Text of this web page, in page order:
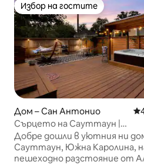
Избор на гостите
Избор на гостите
Дом – Сан Антонио
Сърцето на Сауттаун |
Хидромасажна вана | Хамак |
размер и телевизори
Добре дошли в уютния ни
Сауттаун, Южна Каролина,
пешеходно разстояние от